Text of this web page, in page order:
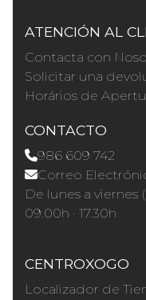
ATENCIÓN AL
Contacta con
Solicitar una
Horários de
CONTACTO
986 609 742
Correo
De lunes a viernes
09.00h · 17.30h
CENTROXOGO
Localizador de